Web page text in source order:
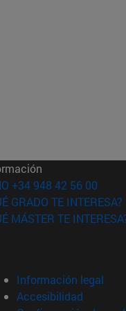
+34 948 42 56 00
GRADO TE INTERESA?
MÁSTER TE
Información legal
Accesibilidad